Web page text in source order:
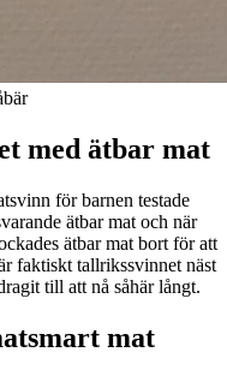
med ätbar mat
för barnen testade
ätbar mat och när
ätbar mat bort för att
faktiskt tallrikssvinnet näst
till att nå såhär långt.
mat